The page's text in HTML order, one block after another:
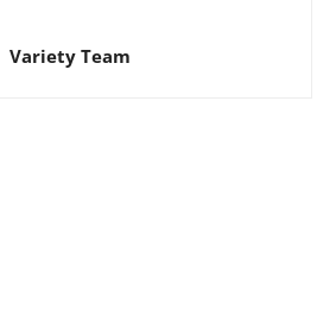
Variety Team